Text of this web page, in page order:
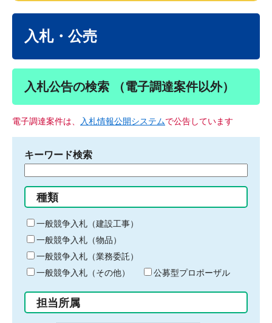
入札・公売
入札公告の検索 （電子調達案件以外）
電子調達案件は、 入札情報公開システムで公告しています
キーワード検索
る
キ
ー
ワ
ー
ド
入
力
種類
一般競争入札（建設工事）
一般競争入札（物品）
一般競争入札（業務委託）
一般競争入札（その他）
公募型プロポーザル
担当所属